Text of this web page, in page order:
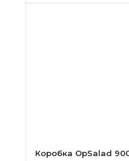
Коробка OpSalad 900,